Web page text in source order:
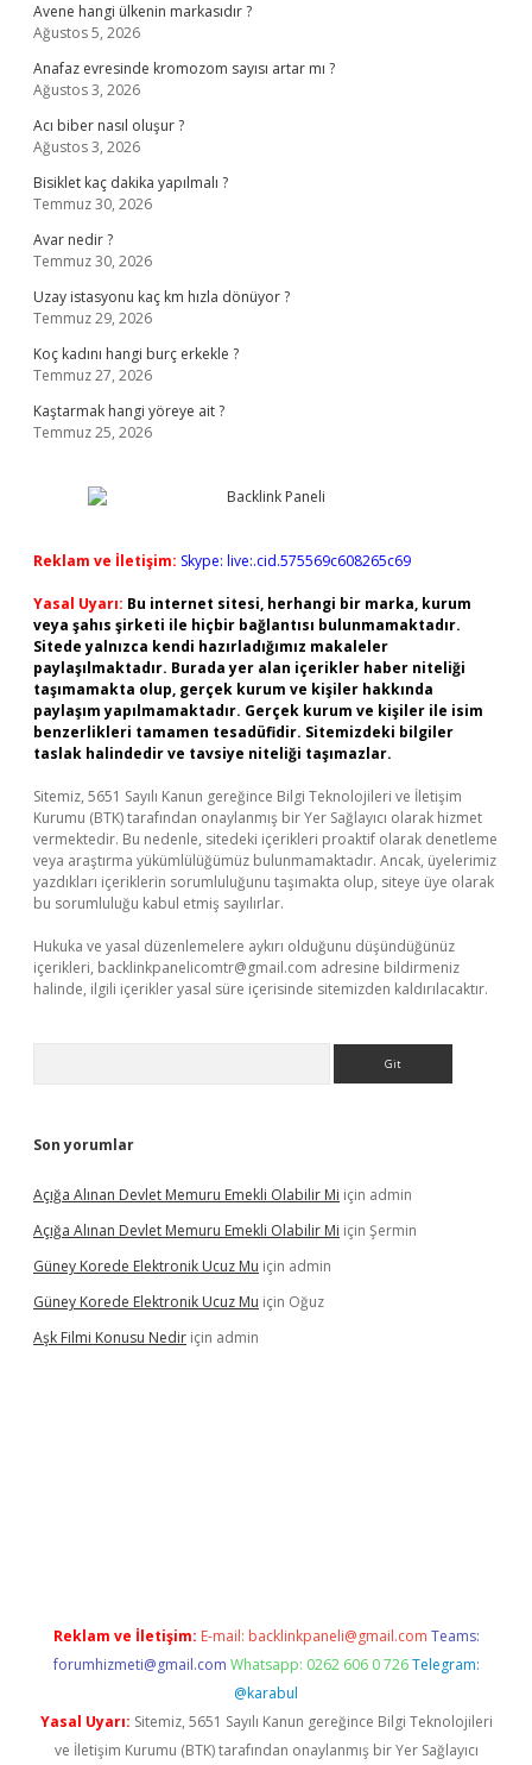
Avene hangi ülkenin markasıdır ?
Ağustos 5, 2026
Anafaz evresinde kromozom sayısı artar mı ?
Ağustos 3, 2026
Acı biber nasıl oluşur ?
Ağustos 3, 2026
Bisiklet kaç dakika yapılmalı ?
Temmuz 30, 2026
Avar nedir ?
Temmuz 30, 2026
Uzay istasyonu kaç km hızla dönüyor ?
Temmuz 29, 2026
Koç kadını hangi burç erkekle ?
Temmuz 27, 2026
Kaştarmak hangi yöreye ait ?
Temmuz 25, 2026
Reklam ve İletişim: Skype: live:.cid.575569c608265c69
Yasal Uyarı: Bu internet sitesi, herhangi bir marka, kurum
veya şahıs şirketi ile hiçbir bağlantısı bulunmamaktadır.
Sitede yalnızca kendi hazırladığımız makaleler
paylaşılmaktadır. Burada yer alan içerikler haber niteliği
taşımamakta olup, gerçek kurum ve kişiler hakkında
paylaşım yapılmamaktadır. Gerçek kurum ve kişiler ile isim
benzerlikleri tamamen tesadüfidir. Sitemizdeki bilgiler
taslak halindedir ve tavsiye niteliği taşımazlar.
Sitemiz, 5651 Sayılı Kanun gereğince Bilgi Teknolojileri ve İletişim
Kurumu (BTK) tarafından onaylanmış bir Yer Sağlayıcı olarak hizmet
vermektedir. Bu nedenle, sitedeki içerikleri proaktif olarak denetleme
veya araştırma yükümlülüğümüz bulunmamaktadır. Ancak, üyelerimiz
yazdıkları içeriklerin sorumluluğunu taşımakta olup, siteye üye olarak
bu sorumluluğu kabul etmiş sayılırlar.
Hukuka ve yasal düzenlemelere aykırı olduğunu düşündüğünüz
içerikleri, backlinkpanelicomtr@gmail.com adresine bildirmeniz
halinde, ilgili içerikler yasal süre içerisinde sitemizden kaldırılacaktır.
Son yorumlar
Açığa Alınan Devlet Memuru Emekli Olabilir Mi için admin
Açığa Alınan Devlet Memuru Emekli Olabilir Mi için Şermin
Güney Korede Elektronik Ucuz Mu için admin
Güney Korede Elektronik Ucuz Mu için Oğuz
Aşk Filmi Konusu Nedir için admin
Reklam ve İletişim: E-mail: backlinkpaneli@gmail.com Teams:
forumhizmeti@gmail.com Whatsapp: 0262 606 0 726 Telegram:
@karabul
Yasal Uyarı: Sitemiz, 5651 Sayılı Kanun gereğince Bilgi Teknolojileri
ve İletişim Kurumu (BTK) tarafından onaylanmış bir Yer Sağlayıcı